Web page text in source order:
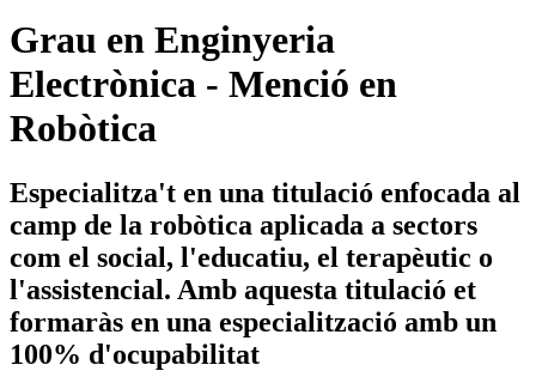
Grau en Enginyeria
Electrònica - Menció en
Robòtica
Especialitza't en una titulació enfocada al
camp de la robòtica aplicada a sectors
com el social, l'educatiu, el terapèutic o
l'assistencial. Amb aquesta titulació et
formaràs en una especialització amb un
100% d'ocupabilitat